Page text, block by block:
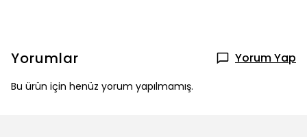
Yorumlar Yorum Yap
Bu ürün için henüz yorum yapılmamış.